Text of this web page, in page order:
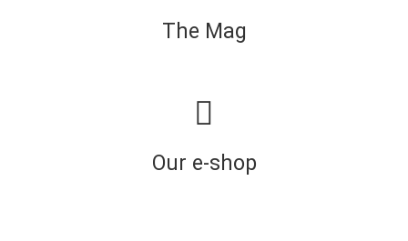
The Mag
Our e-shop